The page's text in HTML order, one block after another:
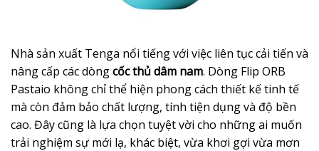
Nhà sản xuất Tenga nổi tiếng với việc liên tục cải tiến và
nâng cấp các dòngcốc thủ dâm nam. Dòng Flip ORB
Pastaio không chỉ thể hiện phong cách thiết kế tinh tế
mà còn đảm bảo chất lượng, tính tiện dụng và độ bền
cao. Đây cũng là lựa chọn tuyệt vời cho những ai muốn
trải nghiệm sự mới lạ, khác biệt, vừa khơi gợi vừa mơn